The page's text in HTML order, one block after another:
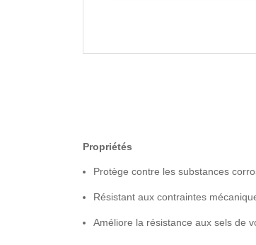
Propriétés
Protège contre les substances
Résistant aux contraintes
Améliore la résistance aux sels de